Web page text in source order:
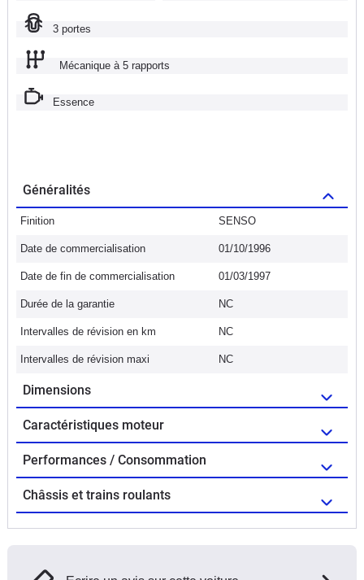
3 portes
Mécanique à 5 rapports
Essence
Généralités
Finition SENSO
Date de commercialisation 01/10/1996
Date de fin de commercialisation 01/03/1997
Durée de la garantie NC
Intervalles de révision en km NC
Intervalles de révision maxi NC
Dimensions
Caractéristiques moteur
Performances / Consommation
Châssis et trains roulants